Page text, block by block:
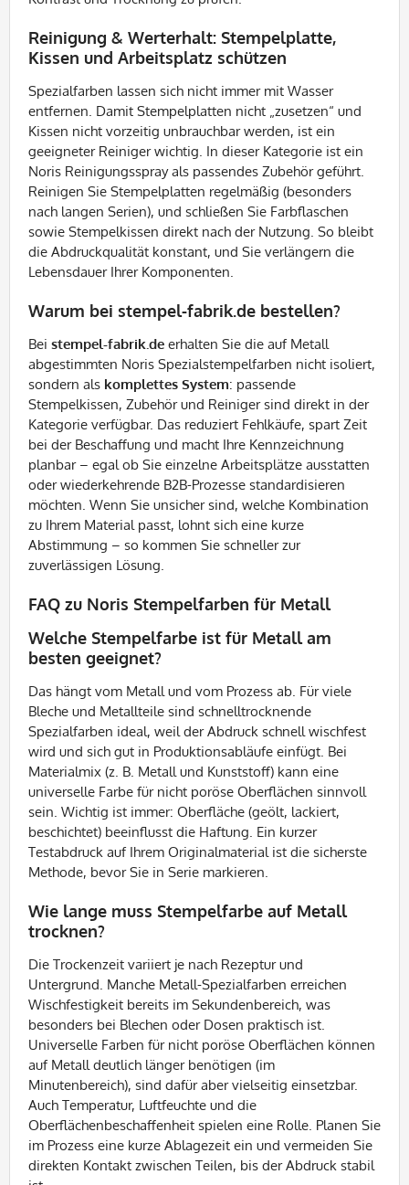
Reinigung & Werterhalt: Stempelplatte,
Kissen und Arbeitsplatz schützen
Spezialfarben lassen sich nicht immer mit Wasser
entfernen. Damit Stempelplatten nicht „zusetzen“ und
Kissen nicht vorzeitig unbrauchbar werden, ist ein
geeigneter Reiniger wichtig. In dieser Kategorie ist ein
Noris Reinigungsspray als passendes Zubehör geführt.
Reinigen Sie Stempelplatten regelmäßig (besonders
nach langen Serien), und schließen Sie Farbflaschen
sowie Stempelkissen direkt nach der Nutzung. So bleibt
die Abdruckqualität konstant, und Sie verlängern die
Lebensdauer Ihrer Komponenten.
Warum bei stempel-fabrik.de bestellen?
Bei stempel-fabrik.de erhalten Sie die auf Metall
abgestimmten Noris Spezialstempelfarben nicht isoliert,
sondern als komplettes System: passende
Stempelkissen, Zubehör und Reiniger sind direkt in der
Kategorie verfügbar. Das reduziert Fehlkäufe, spart Zeit
bei der Beschaffung und macht Ihre Kennzeichnung
planbar – egal ob Sie einzelne Arbeitsplätze ausstatten
oder wiederkehrende B2B-Prozesse standardisieren
möchten. Wenn Sie unsicher sind, welche Kombination
zu Ihrem Material passt, lohnt sich eine kurze
Abstimmung – so kommen Sie schneller zur
zuverlässigen Lösung.
FAQ zu Noris Stempelfarben für Metall
Welche Stempelfarbe ist für Metall am
besten geeignet?
Das hängt vom Metall und vom Prozess ab. Für viele
Bleche und Metallteile sind schnelltrocknende
Spezialfarben ideal, weil der Abdruck schnell wischfest
wird und sich gut in Produktionsabläufe einfügt. Bei
Materialmix (z. B. Metall und Kunststoff) kann eine
universelle Farbe für nicht poröse Oberflächen sinnvoll
sein. Wichtig ist immer: Oberfläche (geölt, lackiert,
beschichtet) beeinflusst die Haftung. Ein kurzer
Testabdruck auf Ihrem Originalmaterial ist die sicherste
Methode, bevor Sie in Serie markieren.
Wie lange muss Stempelfarbe auf Metall
trocknen?
Die Trockenzeit variiert je nach Rezeptur und
Untergrund. Manche Metall-Spezialfarben erreichen
Wischfestigkeit bereits im Sekundenbereich, was
besonders bei Blechen oder Dosen praktisch ist.
Universelle Farben für nicht poröse Oberflächen können
auf Metall deutlich länger benötigen (im
Minutenbereich), sind dafür aber vielseitig einsetzbar.
Auch Temperatur, Luftfeuchte und die
Oberflächenbeschaffenheit spielen eine Rolle. Planen Sie
im Prozess eine kurze Ablagezeit ein und vermeiden Sie
direkten Kontakt zwischen Teilen, bis der Abdruck stabil